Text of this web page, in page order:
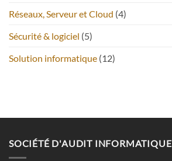
Réseaux, Serveur et Cloud (4)
Sécurité & logiciel (5)
Solution informatique (12)
SOCIÉTÉ D'AUDIT INFORMATIQUE